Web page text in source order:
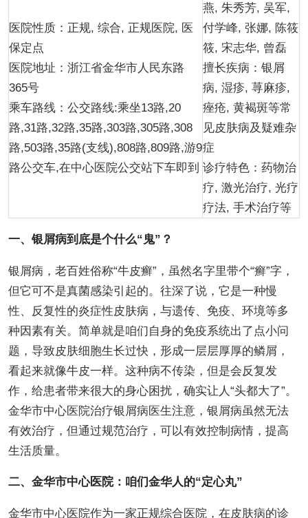
医院性质：正规, 综合, 正规医院, 医
保定点
医院地址：浙江省金华市人民东路
365号
乘车路线：公交路线:乘坐13路,20
路,31路,32路,35路,303路,305路,308
路,503路,35路(支线),808路,809路,游9
路公交车,在中心医院公交站下车即到
燕, 朱秀芳, 吴军,
付学峰, 张娜, 陈筱
筱, 宋志华, 曾磊
擅长疾病：银屑
病, 湿疹, 荨麻疹,
痤疮, 黄褐斑等常
见皮肤病及疑难杂
症
诊疗特色：药物治
疗, 激光治疗, 光疗
疗法, 手术治疗等
一、银屑病到底是个什么“鬼”？
银屑病，老百姓俗称“牛皮癣”，虽然名字里带个“癣”字，
但它可不是真菌感染引起的。往深了说，它是一种慢
性、反复性的炎症性皮肤病，与遗传、免疫、环境等多
种因素有关。简单就是咱们自身的免疫系统出了点小问
题，导致皮肤细胞生长过快，形成一层层厚厚的鳞屑，
看起来就像牛皮一样。这种病不传染，但是会反复发
作，给患者带来很大的身心困扰，确实让人“头都大了”。
金华市中心医院治疗银屑病医生注意，银屑病虽然无法
有效治疗，但通过规范治疗，可以有效控制病情，提高
生活质量。
二、金华市中心医院：咱们金华人的“定心丸”
金华市中心医院作为一家正规综合医院，在皮肤病的诊